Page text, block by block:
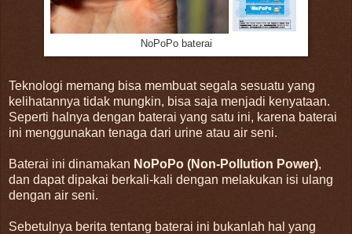
NoPoPo baterai
Teknologi memang bisa membuat segala sesuatu yang
kelihatannya tidak mungkin, bisa saja menjadi kenyataan.
Seperti halnya dengan baterai yang satu ini, karena baterai
ini menggunakan tenaga dari urine atau air seni.
Baterai ini dinamakan NoPoPo (Non-Pollution Power),
dan dapat dipakai berkali-kali dengan melakukan isi ulang
dengan air seni.
Sebetulnya berita tentang baterai ini bukanlah hal yang